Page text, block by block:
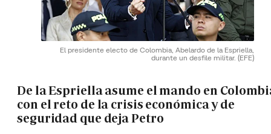
El presidente electo de Colombia, Abelardo de la Espriella,
durante un desfile militar. (EFE)
De la Espriella asume el mando en
con el reto de la crisis económica y de
seguridad que deja Petro